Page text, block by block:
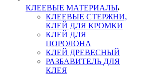
КЛЕЕВЫЕ МАТЕРИАЛЫ
КЛЕЕВЫЕ СТЕРЖНИ,
КЛЕЙ ДЛЯ КРОМКИ
КЛЕЙ ДЛЯ
ПОРОЛОНА
КЛЕЙ ДРЕВЕСНЫЙ
РАЗБАВИТЕЛЬ ДЛЯ
КЛЕЯ